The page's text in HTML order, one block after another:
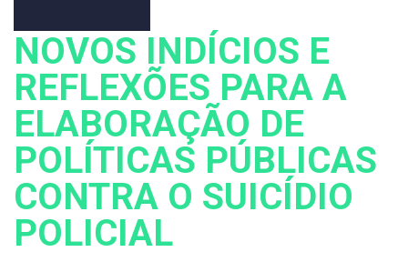
NOVOS INDÍCIOS E
REFLEXÕES PARA A
ELABORAÇÃO DE
POLÍTICAS PÚBLICAS
CONTRA O SUICÍDIO
POLICIAL